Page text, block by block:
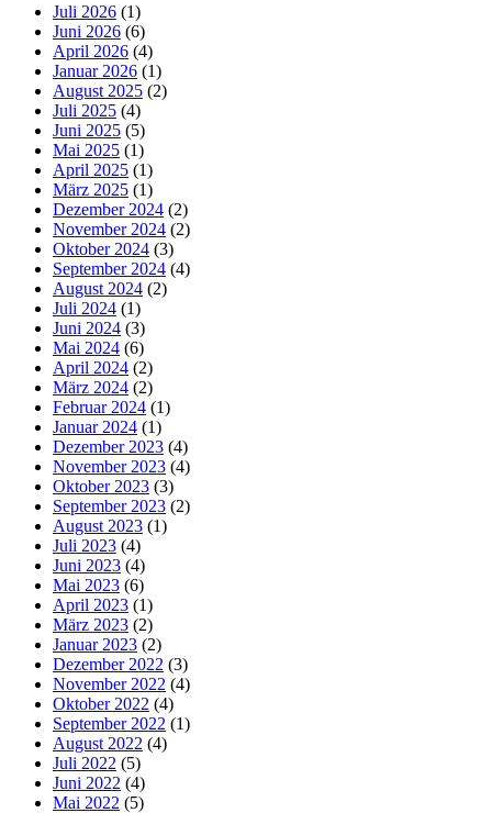
Juli 2026 (1)
Juni 2026 (6)
April 2026 (4)
Januar 2026 (1)
August 2025 (2)
Juli 2025 (4)
Juni 2025 (5)
Mai 2025 (1)
April 2025 (1)
März 2025 (1)
Dezember 2024 (2)
November 2024 (2)
Oktober 2024 (3)
September 2024 (4)
August 2024 (2)
Juli 2024 (1)
Juni 2024 (3)
Mai 2024 (6)
April 2024 (2)
März 2024 (2)
Februar 2024 (1)
Januar 2024 (1)
Dezember 2023 (4)
November 2023 (4)
Oktober 2023 (3)
September 2023 (2)
August 2023 (1)
Juli 2023 (4)
Juni 2023 (4)
Mai 2023 (6)
April 2023 (1)
März 2023 (2)
Januar 2023 (2)
Dezember 2022 (3)
November 2022 (4)
Oktober 2022 (4)
September 2022 (1)
August 2022 (4)
Juli 2022 (5)
Juni 2022 (4)
Mai 2022 (5)